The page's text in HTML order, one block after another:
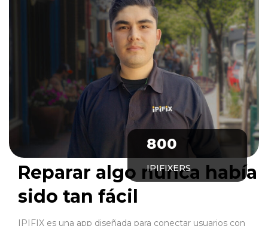
800
IPIFIXERS
Reparar algo nunca había
sido tan fácil
IPIFIX es una app diseñada para conectar usuarios con